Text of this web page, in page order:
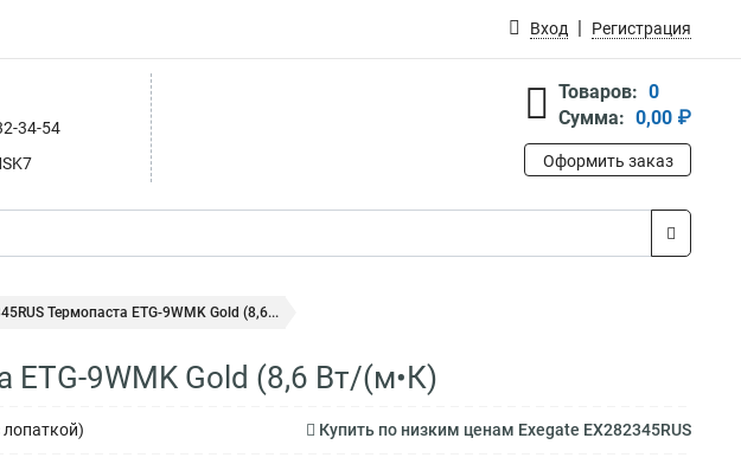
Вход Регистрация
34-54
Товаров: 0
Сумма: 0,00 ₽
Оформить заказ
Термопаста ETG-9WMK Gold (8,6...
ETG-9WMK Gold (8,6 Вт/(м•К)
лопаткой) Купить по низким ценам Exegate EX282345RUS